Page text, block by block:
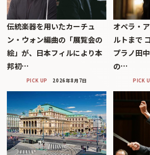
伝統楽器を用いたカーチュ
ン・ウォン編曲の「展覧会の
絵」が、日本フィルにより本
邦初…
PICK UP 2026年8月7日
オペラ・
ルトまで
プラノ田
の…
PICK